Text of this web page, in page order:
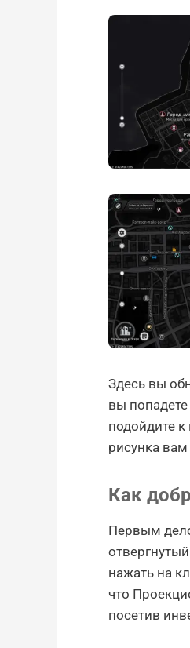
Здесь вы
вы
подойдите
рисунка
Как
Первым
нажать на
что
посетив